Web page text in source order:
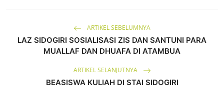
ARTIKEL SEBELUMNYA
LAZ SIDOGIRI SOSIALISASI ZIS DAN SANTUNI PARA
MUALLAF DAN DHUAFA DI ATAMBUA
ARTIKEL SELANJUTNYA
BEASISWA KULIAH DI STAI SIDOGIRI